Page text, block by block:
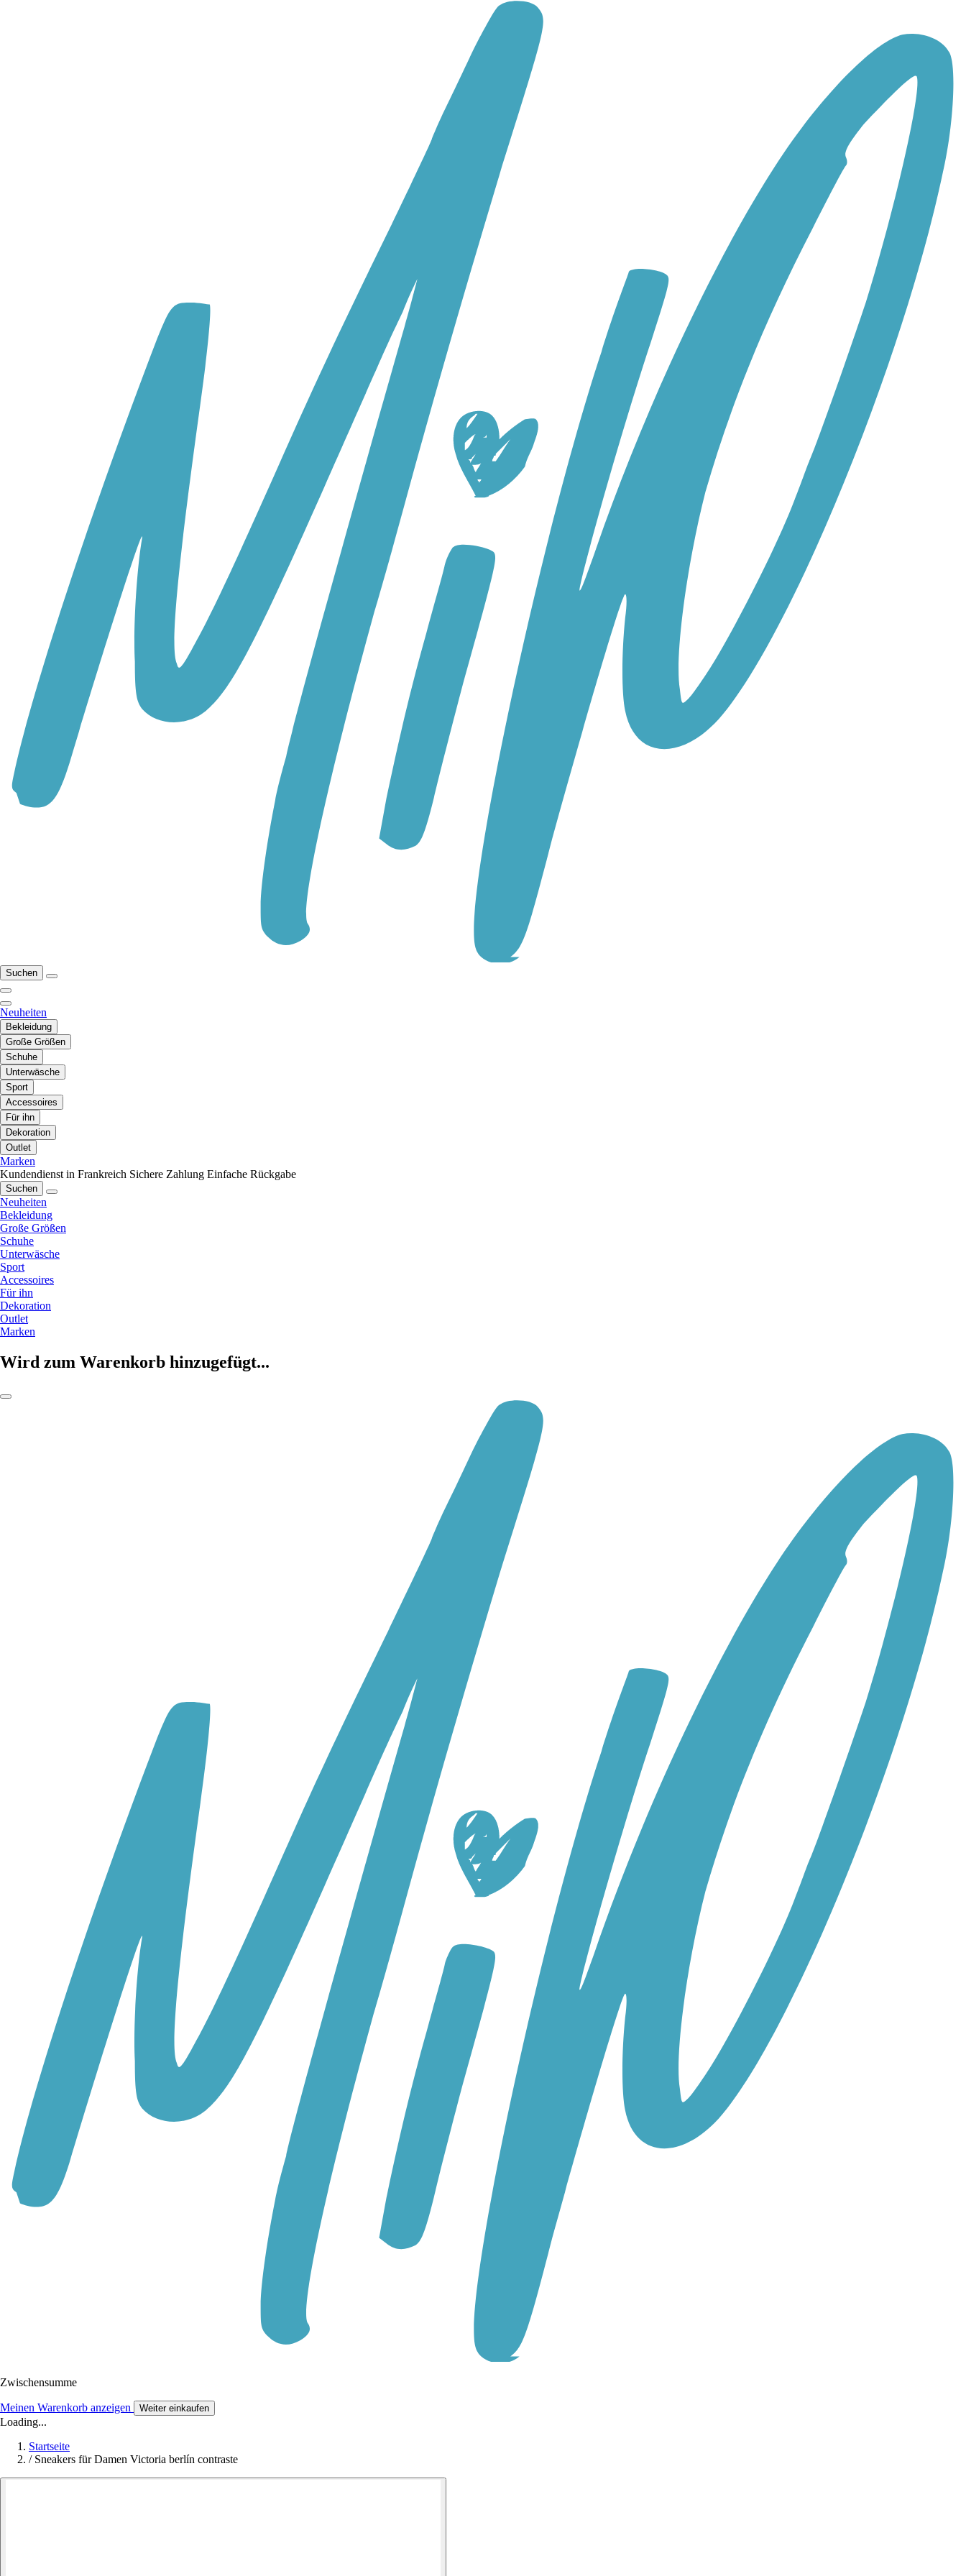
Suchen
Neuheiten
Bekleidung
Große Größen
Schuhe
Unterwäsche
Sport
Accessoires
Für ihn
Dekoration
Outlet
Marken
Kundendienst in Frankreich Sichere Zahlung Einfache Rückgabe
Suchen
Neuheiten
Bekleidung
Große Größen
Schuhe
Unterwäsche
Sport
Accessoires
Für ihn
Dekoration
Outlet
Marken
Wird zum Warenkorb hinzugefügt...
Zwischensumme
Meinen Warenkorb anzeigen Weiter einkaufen
Loading...
Startseite
/ Sneakers für Damen Victoria berlín contraste